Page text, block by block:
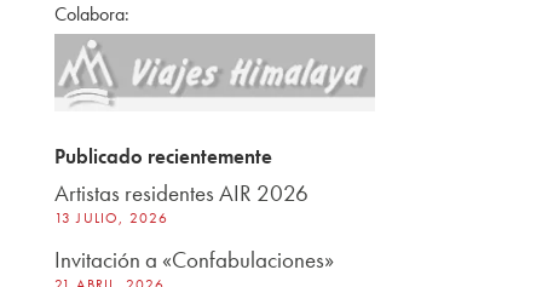
Colabora:
Publicado recientemente
Artistas residentes AIR 2026
13 JULIO, 2026
Invitación a «Confabulaciones»